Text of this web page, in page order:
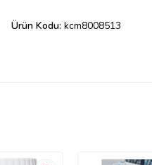
Ürün Kodu: kcm8008513